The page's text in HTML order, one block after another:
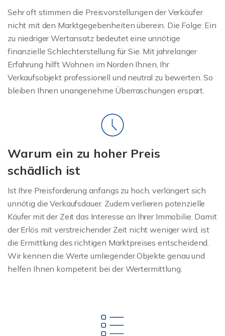
Sehr oft stimmen die Preisvorstellungen der Verkäufer
nicht mit den Marktgegebenheiten überein. Die Folge: Ein
zu niedriger Wertansatz bedeutet eine unnötige
finanzielle Schlechterstellung für Sie. Mit jahrelanger
Erfahrung hilft Wohnen im Norden Ihnen, Ihr
Verkaufsobjekt professionell und neutral zu bewerten. So
bleiben Ihnen unangenehme Überraschungen erspart.
Warum ein zu hoher Preis
schädlich ist
Ist Ihre Preisforderung anfangs zu hoch, verlängert sich
unnötig die Verkaufsdauer. Zudem verlieren potenzielle
Käufer mit der Zeit das Interesse an Ihrer Immobilie. Damit
der Erlös mit verstreichender Zeit nicht weniger wird, ist
die Ermittlung des richtigen Marktpreises entscheidend.
Wir kennen die Werte umliegender Objekte genau und
helfen Ihnen kompetent bei der Wertermittlung.